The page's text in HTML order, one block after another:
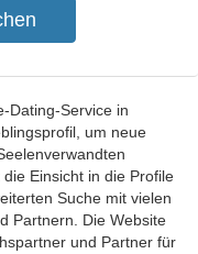
Dating-Service in
um neue
Einsicht in die Profile
Suche mit vielen
Partnern. Die Website
und Partner für